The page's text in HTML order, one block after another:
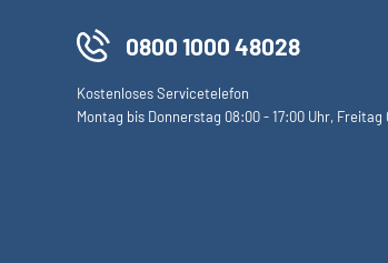
0800 1000 48028
Kostenloses Servicetelefon
Montag bis Donnerstag 08:00 - 17:00 Uhr, Freitag